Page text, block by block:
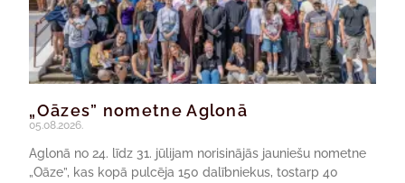
„Oāzes” nometne Aglonā
05.08.2026.
Aglonā no 24. līdz 31. jūlijam norisinājās jauniešu nometne
„Oāze”, kas kopā pulcēja 150 dalībniekus, tostarp 40